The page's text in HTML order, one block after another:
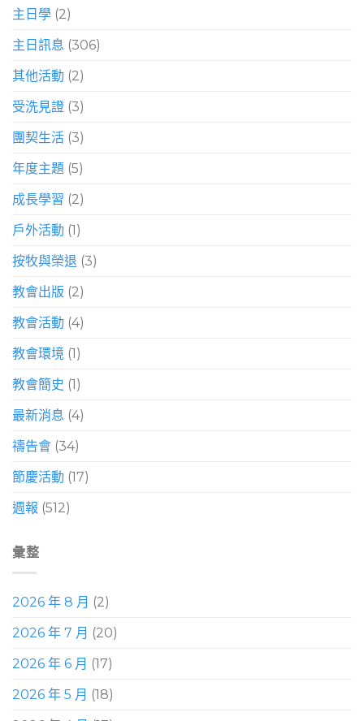
主日學 (2)
主日訊息 (306)
其他活動 (2)
受洗見證 (3)
團契生活 (3)
年度主題 (5)
成長學習 (2)
戶外活動 (1)
按牧與榮退 (3)
教會出版 (2)
教會活動 (4)
教會環境 (1)
教會簡史 (1)
最新消息 (4)
禱告會 (34)
節慶活動 (17)
週報 (512)
彙整
2026 年 8 月 (2)
2026 年 7 月 (20)
2026 年 6 月 (17)
2026 年 5 月 (18)